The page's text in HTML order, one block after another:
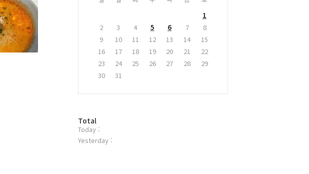
1
2
3 4 5 6 7
8
9
10 11 12 13 14
15
16
17 18 19 20 21
22
23
24 25 26 27 28
29
30
31
방
문
자
Total
Today :
Yesterday :